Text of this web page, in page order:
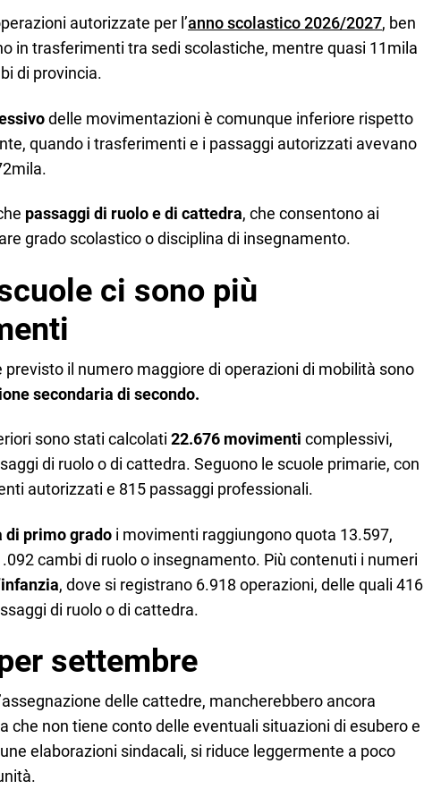
autorizzate per l’anno scolastico 2026/2027, ben
in trasferimenti tra sedi scolastiche, mentre quasi 11mila
di provincia.
delle movimentazioni è comunque inferiore rispetto
quando i trasferimenti e i passaggi autorizzati avevano
passaggi di ruolo e di cattedra, che consentono ai
grado scolastico o disciplina di insegnamento.
ci sono più
previsto il numero maggiore di operazioni di mobilità sono
secondaria di secondo.
sono stati calcolati 22.676 movimenti complessivi,
di ruolo o di cattedra. Seguono le scuole primarie, con
autorizzati e 815 passaggi professionali.
di primo grado i movimenti raggiungono quota 13.597,
cambi di ruolo o insegnamento. Più contenuti i numeri
, dove si registrano 6.918 operazioni, delle quali 416
di ruolo o di cattedra.
settembre
delle cattedre, mancherebbero ancora
che non tiene conto delle eventuali situazioni di esubero e
elaborazioni sindacali, si riduce leggermente a poco